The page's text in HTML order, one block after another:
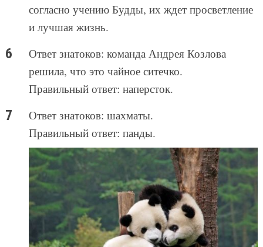
согласно учению Будды, их ждет просветление
и лучшая жизнь.
Ответ знатоков: команда Андрея Козлова
решила, что это чайное ситечко.
Правильный ответ: наперсток.
Ответ знатоков: шахматы.
Правильный ответ: панды.